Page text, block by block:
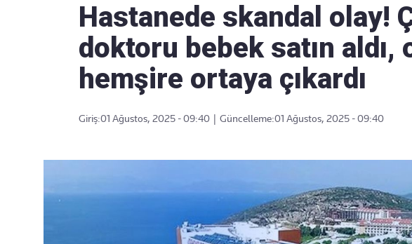
Hastanede skandal olay!
doktoru bebek satın aldı,
hemşire ortaya çıkardı
Giriş:01 Ağustos, 2025 - 09:40 Güncelleme:01 Ağustos, 2025 - 09:40